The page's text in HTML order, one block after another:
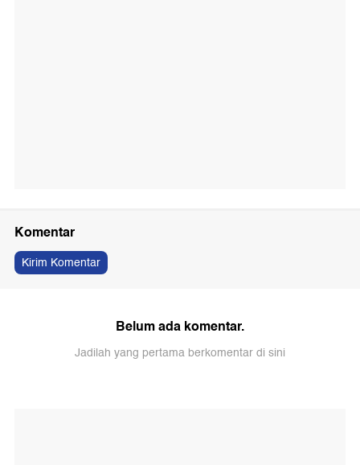
Komentar
Kirim Komentar
Belum ada komentar.
Jadilah yang pertama berkomentar di sini